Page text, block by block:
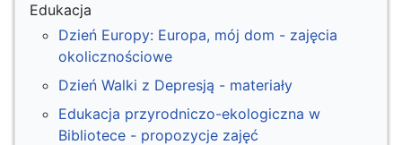
Edukacja
Dzień Europy: Europa, mój dom - zajęcia
okolicznościowe
Dzień Walki z Depresją - materiały
Edukacja przyrodniczo-ekologiczna w
Bibliotece - propozycje zajęć